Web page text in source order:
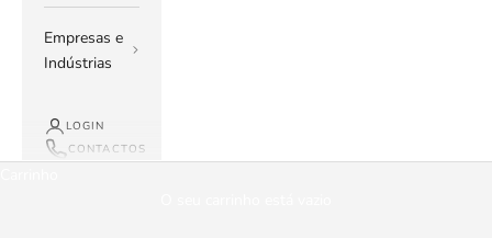
Empresas e
Indústrias
LOGIN
CONTACTOS